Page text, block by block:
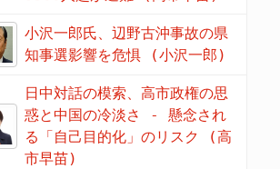
小沢一郎氏、辺野古沖事故の県
知事選影響を危惧 (小沢一郎)
日中対話の模索、高市政権の思
惑と中国の冷淡さ - 懸念され
る「自己目的化」のリスク (高
市早苗)